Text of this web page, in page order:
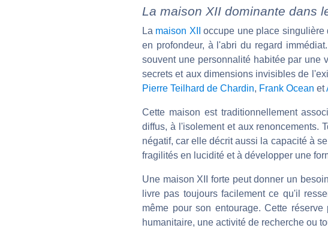
La maison XII dominante dans
La maison XII
occupe une place singulière
en profondeur, à l'abri du regard
souvent une personnalité habitée par une
secrets et aux dimensions invisibles de
Pierre Teilhard de Chardin, Frank Ocean et
Cette maison est traditionnellement
diffus, à l'isolement et aux renoncements.
négatif, car elle décrit aussi la capacité à
fragilités en lucidité et à développer une
Une maison XII forte peut donner un
livre pas toujours facilement ce qu'il
même pour son entourage. Cette
humanitaire, une activité de recherche ou